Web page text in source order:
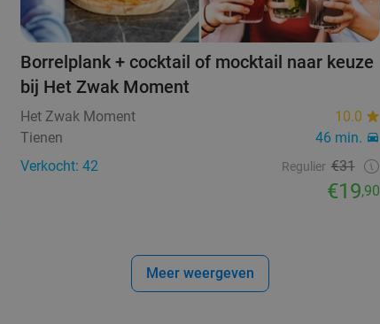
Borrelplank + cocktail of mocktail naar keuze
bij Het Zwak Moment
Het Zwak Moment
10.0
Tienen
46 min.
Verkocht: 42
Regulier €31
€19,90
Meer weergeven